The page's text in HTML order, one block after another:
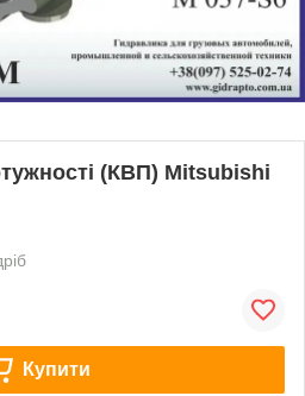
(КВП) Mitsubishi
Купити